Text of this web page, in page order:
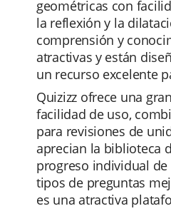
geométricas con
la reflexión y la
comprensión y
atractivas y están
un recurso excelente
Quizizz ofrece una
facilidad de uso,
para revisiones de
aprecian la biblioteca
progreso individual
tipos de preguntas
es una atractiva